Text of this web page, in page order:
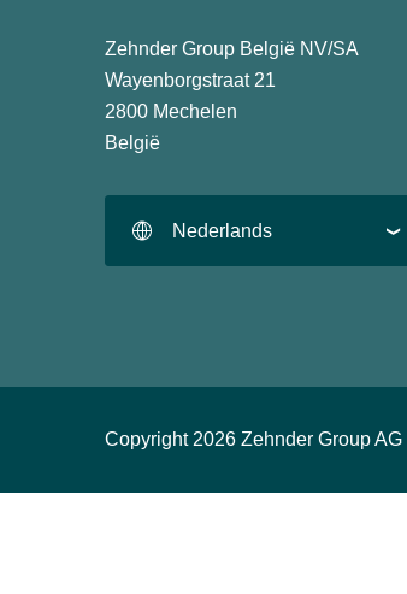
Zehnder Group België NV/SA
Wayenborgstraat 21
2800 Mechelen
België
Nederlands
Copyright 2026 Zehnder Group AG